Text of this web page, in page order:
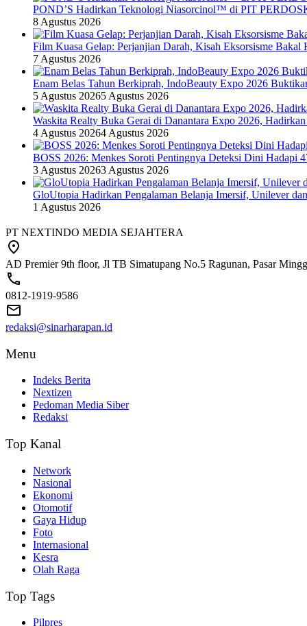
POND’S Hadirkan Teknologi Niasorcinol™ di PIT
8 Agustus 2026
Film Kuasa Gelap: Perjanjian Darah, Kisah Eksorsisme
7 Agustus 2026
Enam Belas Tahun Berkiprah, IndoBeauty Expo 2026
5 Agustus 20265 Agustus 2026
Waskita Realty Buka Gerai di Danantara Expo 2026,
4 Agustus 20264 Agustus 2026
BOSS 2026: Menkes Soroti Pentingnya Deteksi Dini Hadapi
3 Agustus 20263 Agustus 2026
GloUtopia Hadirkan Pengalaman Belanja Imersif, Unilever
1 Agustus 2026
PT NEXTINDO MEDIA SEJAHTERA
AD Premier 9th floor, Jl TB Simatupang No.5 Ragunan, Pasar
0812-1919-9586
redaksi@sinarharapan.id
Menu
Indeks Berita
Nextizen
Pedoman Media Siber
Redaksi
Top Kanal
Network
Nasional
Ekonomi
Otomotif
Gaya Hidup
Foto
Internasional
Kesra
Olah Raga
Top Tags
Pilpres